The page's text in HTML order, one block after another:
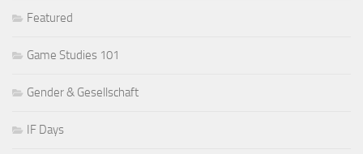
Featured
Game Studies 101
Gender & Gesellschaft
IF Days